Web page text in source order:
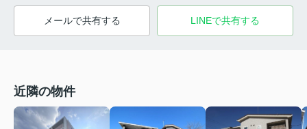
メールで共有する LINEで共有する
近隣の物件